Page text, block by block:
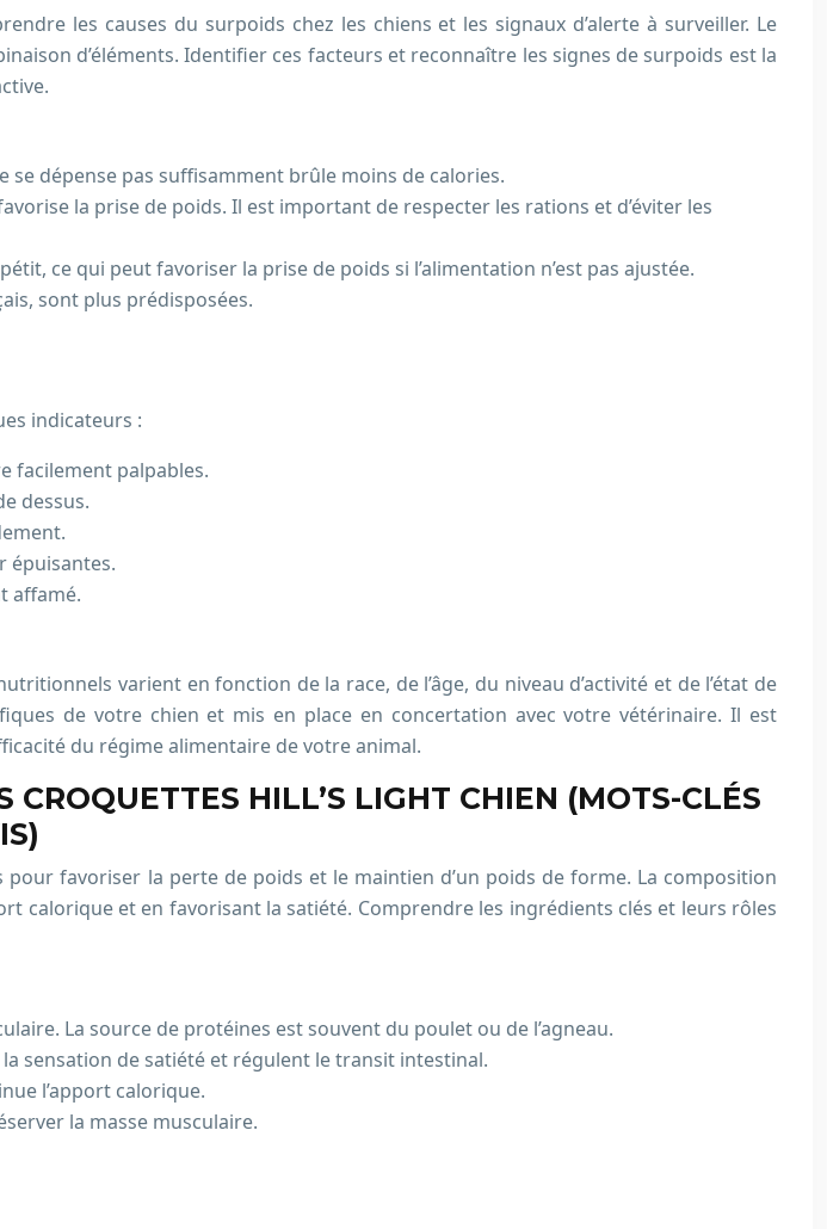
les causes du surpoids chez les chiens et les signaux d’alerte à surveiller. Le
d’éléments. Identifier ces facteurs et reconnaître les signes de surpoids est la
se dépense pas suffisamment brûle moins de calories.
la prise de poids. Il est important de respecter les rations et d’éviter les
ce qui peut favoriser la prise de poids si l’alimentation n’est pas ajustée.
sont plus prédisposées.
indicateurs :
facilement palpables.
dessus.
épuisantes.
affamé.
varient en fonction de la race, de l’âge, du niveau d’activité et de l’état de
de votre chien et mis en place en concertation avec votre vétérinaire. Il est
du régime alimentaire de votre animal.
HILL’S LIGHT CHIEN (MOTS-CLÉS
favoriser la perte de poids et le maintien d’un poids de forme. La composition
calorique et en favorisant la satiété. Comprendre les ingrédients clés et leurs rôles
La source de protéines est souvent du poulet ou de l’agneau.
sensation de satiété et régulent le transit intestinal.
l’apport calorique.
la masse musculaire.